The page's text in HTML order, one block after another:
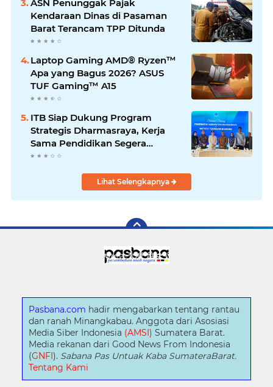
ASN Penunggak Pajak
Kendaraan Dinas di Pasaman
Barat Terancam TPP Ditunda
Laptop Gaming AMD® Ryzen™
Apa yang Bagus 2026? ASUS
TUF Gaming™ A15
ITB Siap Dukung Program
Strategis Dharmasraya, Kerja
Sama Pendidikan Segera
Difinalkan
Lihat Selengkapnya
Pasbana.com hadir mengabarkan tentang rantau
dan ranah Minangkabau. Anggota dari Asosiasi
Media Siber Indonesia (AMSI) Sumatera Barat.
Media rekanan dari Good News From Indonesia
(GNFI ). Sabana Pas Untuak Kaba SumateraBarat.
Tentang Kami